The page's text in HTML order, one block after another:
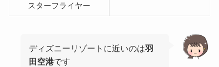
スターフライヤー
ディズニーリゾートに近いのは羽
田空港です